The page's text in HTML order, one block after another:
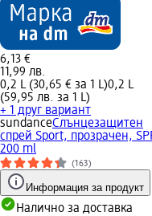
6,13 €
11,99 лв.
0,2 L (30,65 € за 1 L)0,2 L
(59,95 лв. за 1 L)
+ 1 друг вариант
sundanceСлънцезащитен
спрей Sport, прозрачен,
200 ml
(163)
Информация за продукт
Налично за доставка